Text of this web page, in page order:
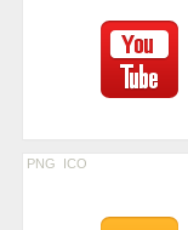
PNG ICO